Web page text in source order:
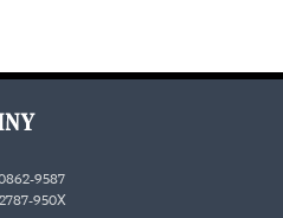
9587
950X